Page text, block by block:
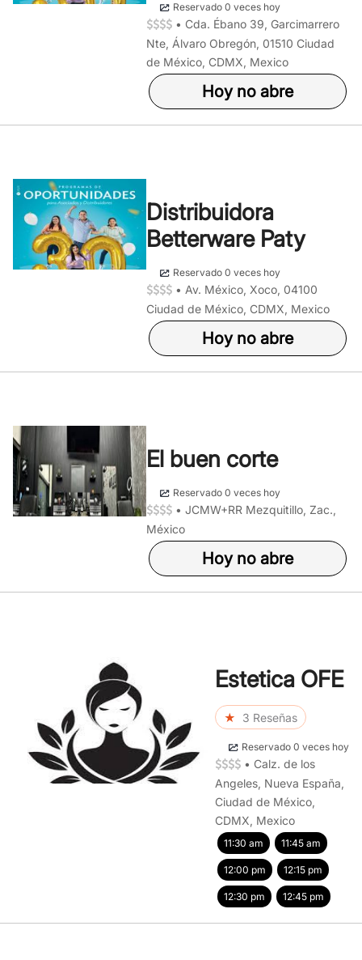
Reservado 0 veces hoy
• Cda. Ébano 39, Garcimarrero
Nte, Álvaro Obregón, 01510 Ciudad
de México, CDMX, Mexico
Hoy no abre
Distribuidora
Betterware Paty
Reservado 0 veces hoy
• Av. México, Xoco, 04100
Ciudad de México, CDMX, Mexico
Hoy no abre
El buen corte
Reservado 0 veces hoy
• JCMW+RR Mezquitillo, Zac.,
México
Hoy no abre
Estetica OFE
★ 3 Reseñas
Reservado 0 veces hoy
• Calz. de los
Angeles, Nueva España,
Ciudad de México,
CDMX, Mexico
11:30 am 11:45 am
12:00 pm 12:15 pm
12:30 pm 12:45 pm